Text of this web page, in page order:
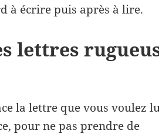
à écrire puis après à lire.
lettres
la lettre que vous voulez
pour ne pas prendre de